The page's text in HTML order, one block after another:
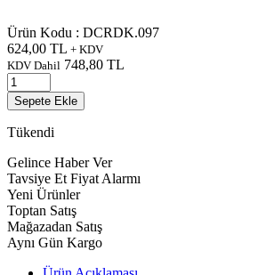
Ürün Kodu : DCRDK.097
624,00 TL + KDV
KDV Dahil 748,80 TL
Sepete Ekle
Tükendi
Gelince Haber Ver
Tavsiye Et Fiyat Alarmı
Yeni Ürünler
Toptan Satış
Mağazadan Satış
Aynı Gün Kargo